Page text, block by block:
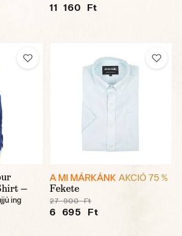
11 160 Ft
—
ing
A MI MÁRKÁNK AKCIÓ 75 %
Fekete
27 900 Ft
6 695 Ft